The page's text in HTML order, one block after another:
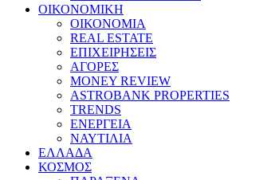
ΟΙΚΟΝΟΜΙΚΗ
ΟΙΚΟΝΟΜΙΑ
REAL ESTATE
ΕΠΙΧΕΙΡΗΣΕΙΣ
ΑΓΟΡΕΣ
MONEY REVIEW
ASTROBANK PROPERTIES
TRENDS
ΕΝΕΡΓΕΙΑ
ΝΑΥΤΙΛΙΑ
ΕΛΛΑΔΑ
ΚΟΣΜΟΣ